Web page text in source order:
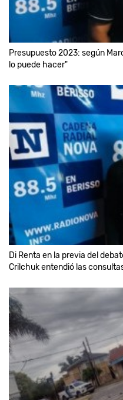
Presupuesto 2023: según
lo puede hacer"
Di Renta en la previa del
Crilchuk entendió las